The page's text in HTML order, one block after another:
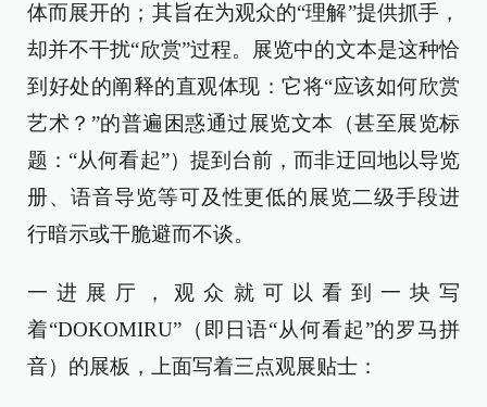
体而展开的；其旨在为观众的“理解”提供抓手，
却并不干扰“欣赏”过程。展览中的文本是这种恰
到好处的阐释的直观体现：它将“应该如何欣赏
艺术？”的普遍困惑通过展览文本（甚至展览标
题：“从何看起”）提到台前，而非迂回地以导览
册、语音导览等可及性更低的展览二级手段进
行暗示或干脆避而不谈。
一进展厅，观众就可以看到一块写
着“DOKOMIRU”（即日语“从何看起”的罗马拼
音）的展板，上面写着三点观展贴士：